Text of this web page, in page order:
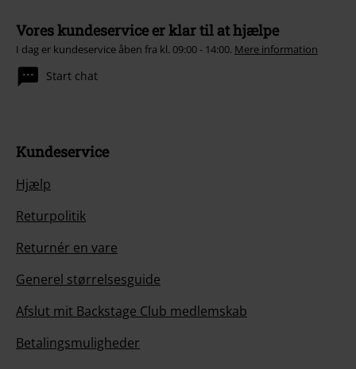
Vores kundeservice er klar til at hjælpe
I dag er kundeservice åben fra kl. 09:00 - 14:00. Mere information
Start chat
Kundeservice
Hjælp
Returpolitik
Returnér en vare
Generel størrelsesguide
Afslut mit Backstage Club medlemskab
Betalingsmuligheder